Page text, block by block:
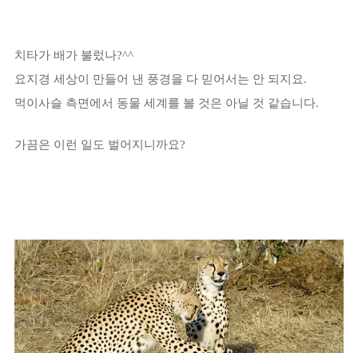
치타가 배가 불렀나?^^
요지경 세상이 만들어 낸 풍경을 다 믿어서는 안 되지요.
먹이사슬 측면에서 동물 세계를 볼 것은 아닐 것 같습니다.
가끔은 이런 일도 벌어지니까요?